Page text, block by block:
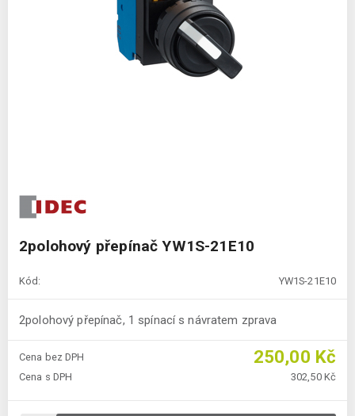
2polohový přepínač YW1S-21E10
Kód: YW1S-21E10
2polohový přepínač, 1 spínací s návratem zprava
Cena bez DPH 250,00 Kč
Cena s DPH 302,50 Kč